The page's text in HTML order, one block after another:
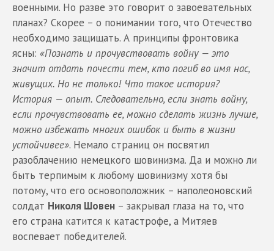
военными. Но разве это говорит о завоевательных
планах? Скорее – о понимании того, что Отечество
необходимо защищать. А принципы фронтовика
ясны: «Познать и прочувствовать войну — это
значит отдать почести тем, кто погиб во имя нас,
живущих. Но не только! Что такое история?
История — опыт. Следовательно, если знать войну,
если прочувствовать ее, можно сделать жизнь лучше,
можно избежать многих ошибок и быть в жизни
устойчивее». Немало страниц он посвятил
разоблачению немецкого шовинизма. Да и можно ли
быть терпимым к любому шовинизму хотя бы
потому, что его основоположник – наполеоновский
солдат Николя Шовен – закрывал глаза на то, что
его страна катится к катастрофе, а Митяев
воспевает победителей.